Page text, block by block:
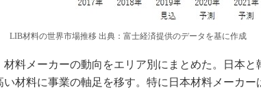
LIB材料の世界市場推移 出典：富士経済提供のデータを基に作成
料メーカーの動向をエリア別にまとめた。日本と
い材料に事業の軸足を移す。特に日本材料メーカ